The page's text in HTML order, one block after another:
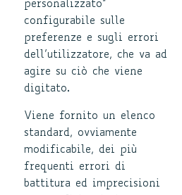
personalizzato”
configurabile sulle
preferenze e sugli errori
dell’utilizzatore, che va ad
agire su ciò che viene
digitato.
Viene fornito un elenco
standard, ovviamente
modificabile, dei più
frequenti errori di
battitura ed imprecisioni